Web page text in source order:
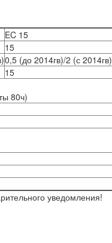
EC 15
15
0,5 (до 2014гв)/2 (с 2014гв)
15
80ч)
уведомления!